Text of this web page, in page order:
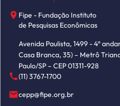
Fipe - Fundação Instituto
de Pesquisas Econômicas
Avenida Paulista, 1499 - 4º
Casa Branca, 35) – Metrô
Paulo/SP – CEP 01311-928
(11) 3767-1700
cepp@fipe.org.br